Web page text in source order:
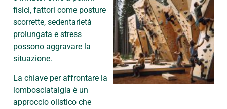
fisici, fattori come posture
scorrette, sedentarietà
prolungata e stress
possono aggravare la
situazione.
La chiave per affrontare la
lombosciatalgia è un
approccio olistico che